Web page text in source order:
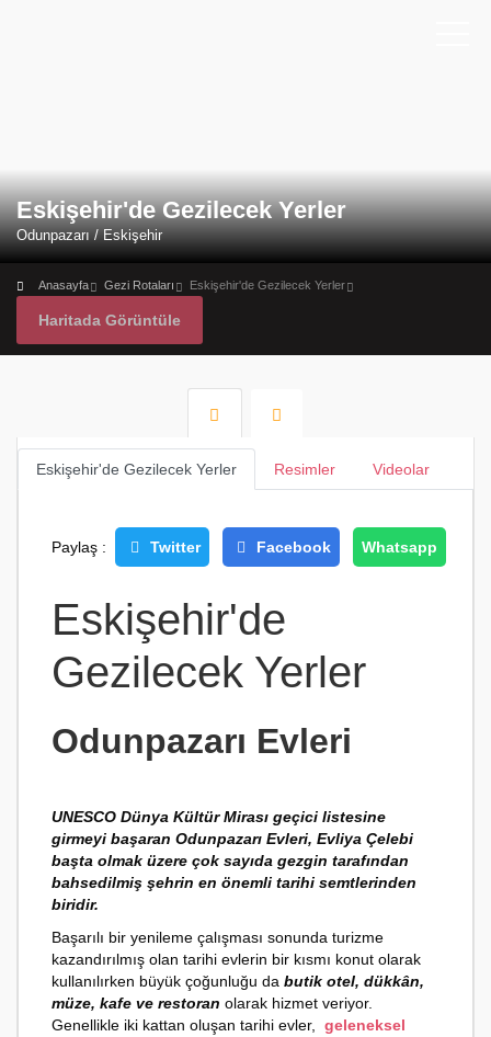
Eskişehir'de Gezilecek Yerler
Odunpazarı / Eskişehir
Anasayfa Gezi Rotaları Eskişehir'de Gezilecek Yerler
Haritada Görüntüle
Eskişehir'de Gezilecek Yerler Resimler Videolar
Paylaş : Twitter Facebook Whatsapp
Eskişehir'de
Gezilecek Yerler
Odunpazarı Evleri
UNESCO Dünya Kültür Mirası geçici listesine
girmeyi başaran Odunpazarı Evleri, Evliya Çelebi
başta olmak üzere çok sayıda gezgin tarafından
bahsedilmiş şehrin en önemli tarihi semtlerinden
biridir.
Başarılı bir yenileme çalışması sonunda turizme
kazandırılmış olan tarihi evlerin bir kısmı konut olarak
kullanılırken büyük çoğunluğu da butik otel, dükkân,
müze, kafe ve restoran olarak hizmet veriyor.
Genellikle iki kattan oluşan tarihi evler, geleneksel